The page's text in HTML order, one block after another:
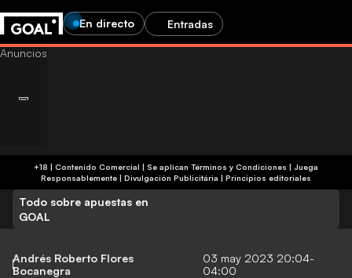
En directo Entradas
+18 | Contenido Comercial | Se aplican Términos y Condiciones | Juega
Responsablemente | Divulgación Publicitária | Principios editoriales
Todo sobre apuestas en
GOAL
Andrés Roberto Flores
Bocanegra
03 may 2023 20:04-
04:00